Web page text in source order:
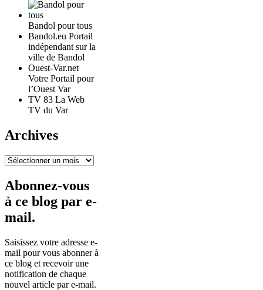
Bandol pour tous
Bandol.eu Portail
indépendant sur la
ville de Bandol
Ouest-Var.net
Votre Portail pour
l’Ouest Var
TV 83 La Web
TV du Var
Archives
Archives
Abonnez-vous
à ce blog par e-
mail.
Saisissez votre adresse e-
mail pour vous abonner à
ce blog et recevoir une
notification de chaque
nouvel article par e-mail.